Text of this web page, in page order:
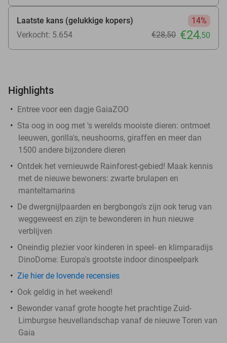
Laatste kans (gelukkige kopers)
14%
Verkocht: 5.654
€28,50 €24,50
Highlights
Entree voor een dagje GaiaZOO
Sta oog in oog met 's werelds mooiste dieren: ontmoet
leeuwen, gorilla's, neushoorns, giraffen en meer dan
1500 andere bijzondere dieren
Ontdek het vernieuwde Rainforest-gebied! Maak kennis
met de nieuwe bewoners: zwarte brulapen en
manteltamarins
De dwergnijlpaarden en bergbongo's zijn ook terug van
weggeweest en zijn te bewonderen in hun nieuwe
verblijven
Oneindig plezier voor kinderen in speel- en klimparadijs
DinoDome: Europa's grootste indoor dinospeelpark
Zie hier de lovende recensies
Ook geldig in het weekend!
Bewonder vanaf grote hoogte het prachtige Zuid-
Limburgse heuvellandschap vanaf de nieuwe Toren van
Gaia